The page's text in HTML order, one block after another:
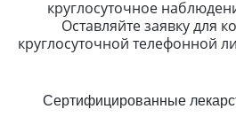
круглосуточное
Оставляйте заявку для
круглосуточной телефонной
Сертифицированные